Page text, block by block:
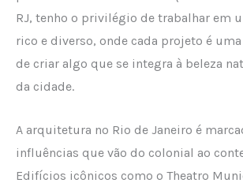
RJ, tenho o privilégio de trabalhar em
rico e diverso, onde cada projeto é
de criar algo que se integra à beleza
da cidade.
A arquitetura no Rio de Janeiro é
influências que vão do colonial ao
Edifícios icônicos como o Theatro